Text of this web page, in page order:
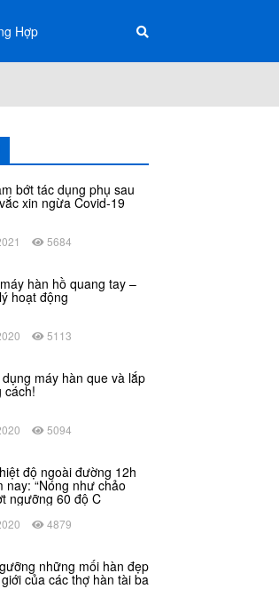
Hợp
bớt tác dụng phụ sau
xin ngừa Covid-19
5684
hàn hồ quang tay –
hoạt động
5113
máy hàn que và lắp
cách!
5094
độ ngoài đường 12h
nay: “Nóng như chảo
ngưỡng 60 độ C
4879
những mối hàn đẹp
của các thợ hàn tài ba